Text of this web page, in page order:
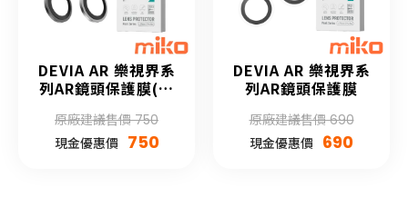
DEVIA AR 樂視界系
列AR鏡頭保護膜(金
原廠建議售價 750
現金優惠價 750
DEVIA AR 樂視界系
列AR鏡頭保護膜
原廠建議售價 690
現金優惠價 690